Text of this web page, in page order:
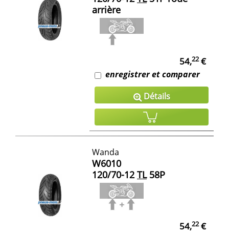
arrière
54,22€
enregistrer et comparer
Détails
Wanda
W6010
120/70-12 TL58P
54,22€